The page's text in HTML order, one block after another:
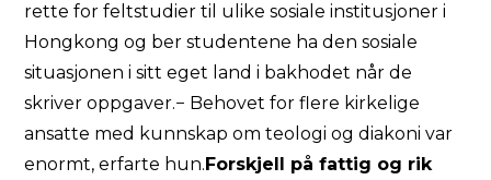
rette for feltstudier til ulike sosiale institusjoner i
Hongkong og ber studentene ha den sosiale
situasjonen i sitt eget land i bakhodet når de
skriver oppgaver.− Behovet for flere kirkelige
ansatte med kunnskap om teologi og diakoni var
enormt, erfarte hun.Forskjell på fattig og rik